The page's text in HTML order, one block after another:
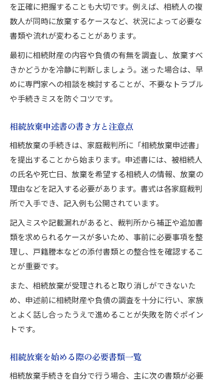
を正確に把握することも大切です。例えば、相続人の複
数人が同時に放棄するケースなど、状況によって必要な
書類や流れが変わることがあります。
最初に相続財産の内容や負債の有無を調査し、放棄すべ
きかどうかを冷静に判断しましょう。迷った場合は、早
めに専門家への相談を検討することが、不要なトラブル
や手続きミスを防ぐコツです。
相続放棄申述書の書き方と注意点
相続放棄の手続きは、家庭裁判所に「相続放棄申述書」
を提出することから始まります。申述書には、被相続人
の氏名や死亡日、放棄を希望する相続人の情報、放棄の
理由などを記入する必要があります。書式は各家庭裁判
所で入手でき、記入例も公開されています。
記入ミスや記載漏れがあると、裁判所から補正や追加書
類を求められるケースが多いため、事前に必要事項を整
理し、戸籍謄本などの添付書類との整合性を確認するこ
とが重要です。
また、相続放棄が受理されると取り消しができないた
め、申述前に相続財産や負債の調査を十分に行い、家族
とよく話し合ったうえで進めることが失敗を防ぐポイン
トです。
相続放棄を始める際の必要書類一覧
相続放棄手続きを自分で行う場合、主に次の書類が必要